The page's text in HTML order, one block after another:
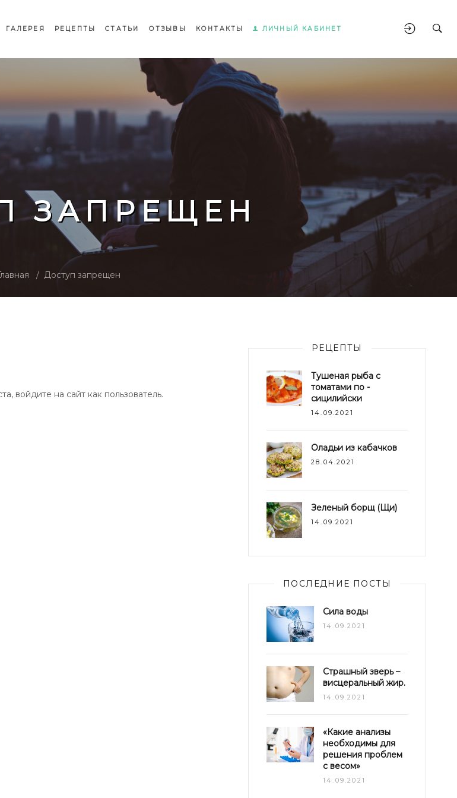
ГАЛЕРЕЯ РЕЦЕПТЫ СТАТЬИ ОТЗЫВЫ КОНТАКТЫ ЛИЧНЫЙ КАБИНЕТ
ЗАПРЕЩЕН
Доступ запрещен
войдите на сайт как пользователь.
РЕЦЕПТЫ
Тушеная рыба с
томатами по -
сицилийски
14.09.2021
Оладьи из кабачков
28.04.2021
Зеленый борщ (Щи)
14.09.2021
ПОСЛЕДНИЕ ПОСТЫ
Сила воды
14.09.2021
Страшный зверь –
висцеральный жир.
14.09.2021
«Какие анализы
необходимы для
решения проблем
с весом»
14.09.2021